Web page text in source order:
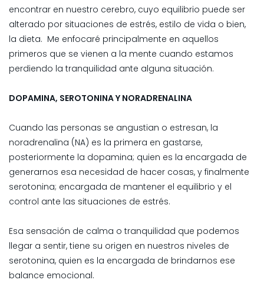
encontrar en nuestro cerebro, cuyo equilibrio puede ser
alterado por situaciones de estrés, estilo de vida o bien,
la dieta. Me enfocaré principalmente en aquellos
primeros que se vienen a la mente cuando estamos
perdiendo la tranquilidad ante alguna situación.
DOPAMINA, SEROTONINA Y NORADRENALINA
Cuando las personas se angustian o estresan, la
noradrenalina (NA) es la primera en gastarse,
posteriormente la dopamina; quien es la encargada de
generarnos esa necesidad de hacer cosas, y finalmente
serotonina; encargada de mantener el equilibrio y el
control ante las situaciones de estrés.
Esa sensación de calma o tranquilidad que podemos
llegar a sentir, tiene su origen en nuestros niveles de
serotonina, quien es la encargada de brindarnos ese
balance emocional.